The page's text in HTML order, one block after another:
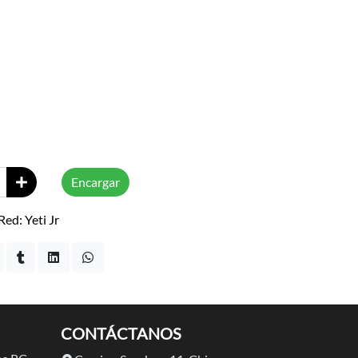
Encargar
Yeti Jr
CONTÁCTANOS